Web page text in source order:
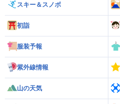
スキー＆スノボ
初詣
服装予報
紫外線情報
山の天気